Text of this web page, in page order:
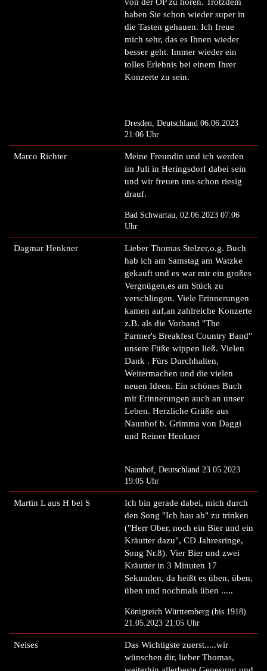
haben Sie schon wieder super in
die Tasten gehauen. Ich freue
mich sehr, das es Ihnen wieder
besser geht. Immer wieder ein
tolles Erlebnis bei einem Ihrer
Konzerte zu sein.
Dresden, Deutschland 06.06.2023
21:06 Uhr
Marco Richter
Meine Freundin und ich werden
im Juli in Heringsdorf dabei sein
und wir freuen uns schon riesig
drauf.
Bad Schwartau, 02.06.2023 07:06
Uhr
Dagmar Henkner
Lieber Thomas Stelzer,o.g. Buch
hab ich am Samstag am Watzke
gekauft und es war mir ein großes
Vergnügen,es am Stück zu
verschlingen. Viele Erinnerungen
kamen auf,an zahlreiche Konzerte
z.B. als die Vorband "The
Farmer's Breakfest Country Band"
unsere Füße wippen ließ. Vielen
Dank . Fürs Durchhalten,
Weitermachen und die vielen
neuen Ideen. Ein schönes Buch
mit Erinnerungen auch an unser
Leben. Herzliche Grüße aus
Naunhof b. Grimma von Daggi
und Reiner Henkner
Naunhof, Deutschland 23.05.2023
19:05 Uhr
Martin L aus H bei S
Ich bin gerade dabei, mich durch
den Song "Ich hau ab" zu trinken
("Herr Ober, noch ein Bier und ein
Kräutter dazu", CD Jahresringe,
Song Nr.8). Vier Bier und zwei
Kräutter in 3 Minuten 17
Sekunden, da heißt es üben, üben,
üben und nochmals üben .....
Königreich Württemberg (bis 1918)
21.05.2023 21:05 Uhr
Neises
Das Wichtigste zuerst.....wir
wünschen dir, lieber Thomas,